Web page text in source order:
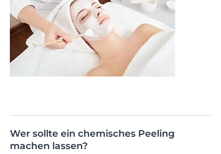
Wer sollte ein chemisches Peeling
machen lassen?